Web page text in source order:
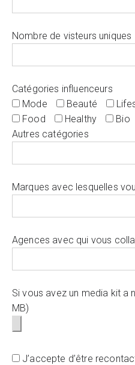
Nombre de visteurs uniques
Catégories influenceurs
Mode
Beauté
Food
Healthy
Bio
Autres catégories
Marques avec lesquelles
Agences avec qui vous
Si vous avez un media kit a
MB)
J’accepte d’être